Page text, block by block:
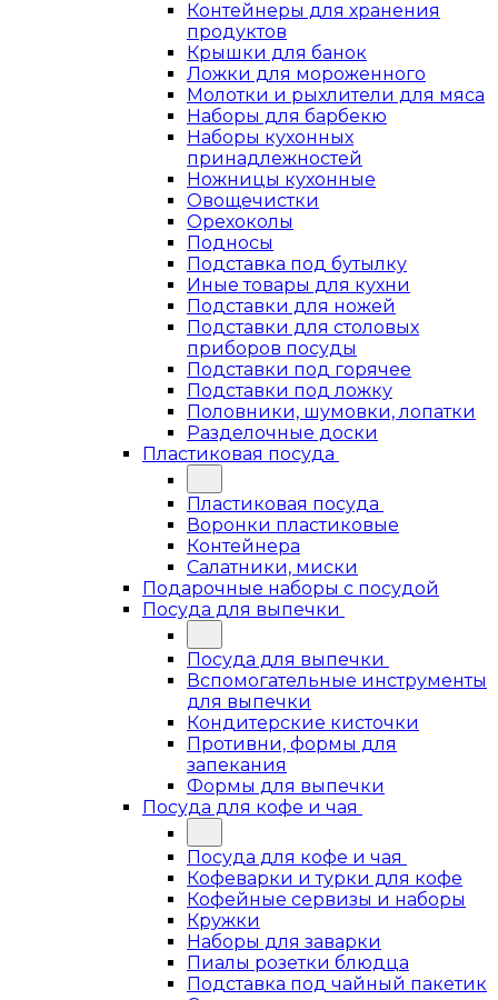
Контейнеры для хранения
продуктов
Крышки для банок
Ложки для мороженного
Молотки и рыхлители для мяса
Наборы для барбекю
Наборы кухонных
принадлежностей
Ножницы кухонные
Овощечистки
Орехоколы
Подносы
Подставка под бутылку
Иные товары для кухни
Подставки для ножей
Подставки для столовых
приборов посуды
Подставки под горячее
Подставки под ложку
Половники, шумовки, лопатки
Разделочные доски
Пластиковая посуда
Пластиковая посуда
Воронки пластиковые
Контейнера
Салатники, миски
Подарочные наборы с посудой
Посуда для выпечки
Посуда для выпечки
Вспомогательные инструменты
для выпечки
Кондитерские кисточки
Противни, формы для
запекания
Формы для выпечки
Посуда для кофе и чая
Посуда для кофе и чая
Кофеварки и турки для кофе
Кофейные сервизы и наборы
Кружки
Наборы для заварки
Пиалы розетки блюдца
Подставка под чайный пакетик